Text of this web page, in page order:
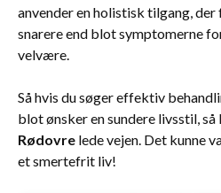
anvender en holistisk tilgang,
snarere end blot symptomerne
velvære.
Så hvis du søger effektiv
blot ønsker en sundere livsstil, så
Rødovre lede vejen. Det kunne
et smertefrit liv!